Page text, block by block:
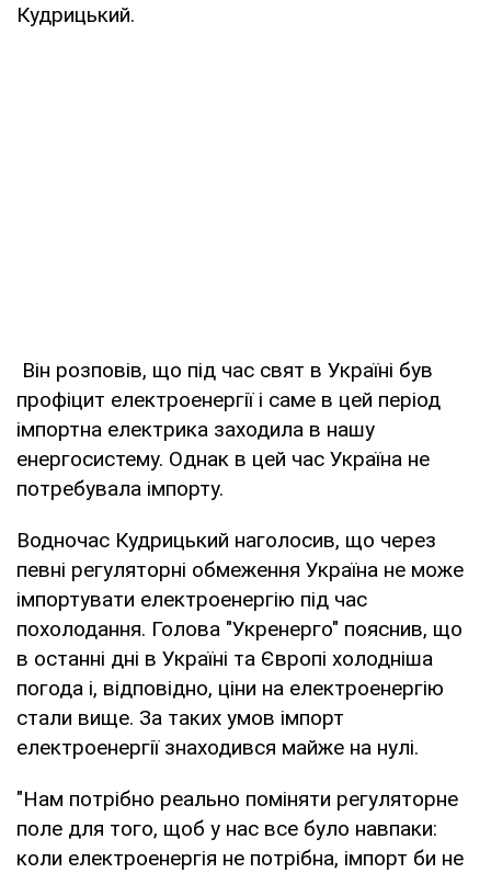
Кудрицький.
Він розповів, що під час свят в Україні був
профіцит електроенергії і саме в цей період
імпортна електрика заходила в нашу
енергосистему. Однак в цей час Україна не
потребувала імпорту.
Водночас Кудрицький наголосив, що через
певні регуляторні обмеження Україна не може
імпортувати електроенергію під час
похолодання. Голова "Укренерго" пояснив, що
в останні дні в Україні та Європі холодніша
погода і, відповідно, ціни на електроенергію
стали вище. За таких умов імпорт
електроенергії знаходився майже на нулі.
"Нам потрібно реально поміняти регуляторне
поле для того, щоб у нас все було навпаки:
коли електроенергія не потрібна, імпорт би не